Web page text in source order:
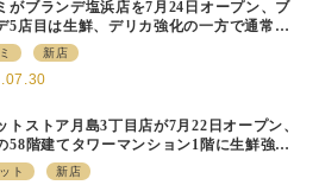
がブランデ塩浜店を7月24日オープン、ブ
5店目は生鮮、デリカ強化の一方で通常店
も取り入れ
新店
トストア月島3丁目店が7月22日オープン、
58階建てタワーマンション1階に生鮮強化
圏型店を出店
ト 新店